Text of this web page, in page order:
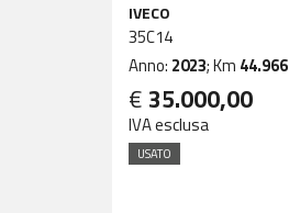
IVECO
35C14
Anno: 2023; Km 44.966
€ 35.000,00
IVA esclusa
USATO